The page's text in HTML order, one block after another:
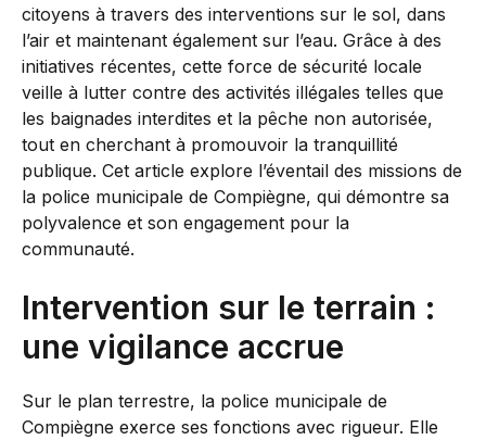
citoyens à travers des interventions sur le sol, dans
l’air et maintenant également sur l’eau. Grâce à des
initiatives récentes, cette force de sécurité locale
veille à lutter contre des activités illégales telles que
les baignades interdites et la pêche non autorisée,
tout en cherchant à promouvoir la tranquillité
publique. Cet article explore l’éventail des missions de
la police municipale de Compiègne, qui démontre sa
polyvalence et son engagement pour la
communauté.
Intervention sur le terrain :
une vigilance accrue
Sur le plan terrestre, la police municipale de
Compiègne exerce ses fonctions avec rigueur. Elle